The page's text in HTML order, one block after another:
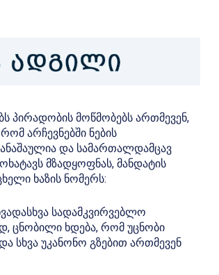
პირადობის მოწმობებს ართმევენ,
არჩევნებში ნების
და სამართალდამცავ
მზადყოფნას, მანდატის
ხაზის ნომერს:
სადამკვირვებლო
ცნობილი ხდება, რომ უცნობი
სხვა უკანონო გზებით ართმევენ